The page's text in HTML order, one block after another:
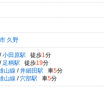
久野
/ 小田原駅 徒歩1 分
/ 足柄駅 徒歩19分
山線 / 井細田駅 車5分
山線 / 穴部駅 車5分